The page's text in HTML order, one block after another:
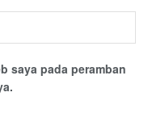
saya pada peramban